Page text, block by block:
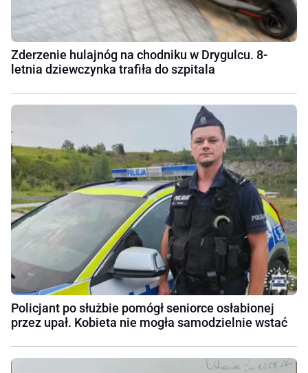
Zderzenie hulajnóg na chodniku w Drygulcu. 8-
letnia dziewczynka trafiła do szpitala
Policjant po służbie pomógł seniorce osłabionej
przez upał. Kobieta nie mogła samodzielnie wstać